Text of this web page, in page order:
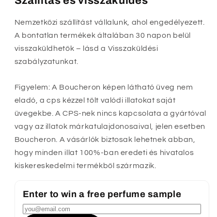
Nemzetközi szállítást vállalunk, ahol engedélyezett.
A bontatlan termékek általában 30 napon belül
visszaküldhetők – lásd a Visszaküldési
szabályzatunkat.
Figyelem: A Boucheron képen látható üveg nem
eladó, a cps kézzel tölt valódi illatokat saját
üvegekbe. A CPS-nek nincs kapcsolata a gyártóval
vagy az illatok márkatulajdonosaival, jelen esetben
Boucheron. A vásárlók biztosak lehetnek abban,
hogy minden illat 100%-ban eredeti és hivatalos
kiskereskedelmi termékből származik.
Enter to win a free perfume sample